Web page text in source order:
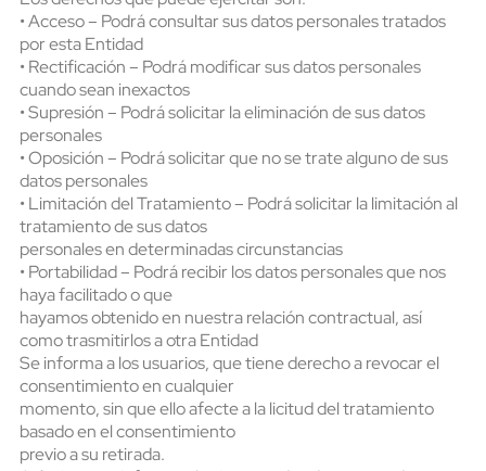
• Acceso – Podrá consultar sus datos personales tratados
por esta Entidad
• Rectificación – Podrá modificar sus datos personales
cuando sean inexactos
• Supresión – Podrá solicitar la eliminación de sus datos
personales
• Oposición – Podrá solicitar que no se trate alguno de sus
datos personales
• Limitación del Tratamiento – Podrá solicitar la limitación al
tratamiento de sus datos
personales en determinadas circunstancias
• Portabilidad – Podrá recibir los datos personales que nos
haya facilitado o que
hayamos obtenido en nuestra relación contractual, así
como trasmitirlos a otra Entidad
Se informa a los usuarios, que tiene derecho a revocar el
consentimiento en cualquier
momento, sin que ello afecte a la licitud del tratamiento
basado en el consentimiento
previo a su retirada.